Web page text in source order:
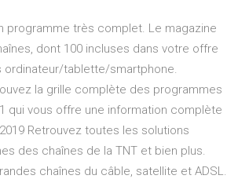
programme très complet. Le magazine
dont 100 incluses dans votre offre
ordinateur/tablette/smartphone.
la grille complète des programmes
qui vous offre une information complète
Retrouvez toutes les solutions
des chaînes de la TNT et bien plus.
chaînes du câble, satellite et ADSL.